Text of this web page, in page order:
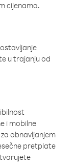
cijenama.
u trajanju od
i mobilne
obnavljanjem
pretplate